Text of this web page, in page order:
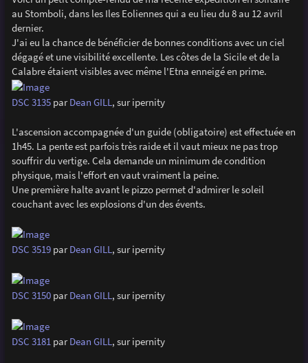
e
au Stomboli, dans les Iles Eoliennes qui a eu lieu du 8 au 12 avril
dernier.
J'ai eu la chance de bénéficier de bonnes conditions avec un ciel
dégagé et une visibilité excellente. Les côtes de la Sicile et de la
Calabre étaient visibles avec même l'Etna enneigé en prime.
DSC 3135parDean GILL, sur ipernity
L'ascension accompagnée d'un guide (obligatoire) est effectuée en
1h45. La pente est parfois très raide et il vaut mieux ne pas trop
souffrir du vertige. Cela demande un minimum de condition
physique, mais l'effort en vaut vraiment la peine.
Une première halte avant le pizzo permet d'admirer le soleil
couchant avec les explosions d'un des évents.
DSC 3519parDean GILL, sur ipernity
DSC 3150parDean GILL, sur ipernity
DSC 3181 parDean GILL , sur ipernity